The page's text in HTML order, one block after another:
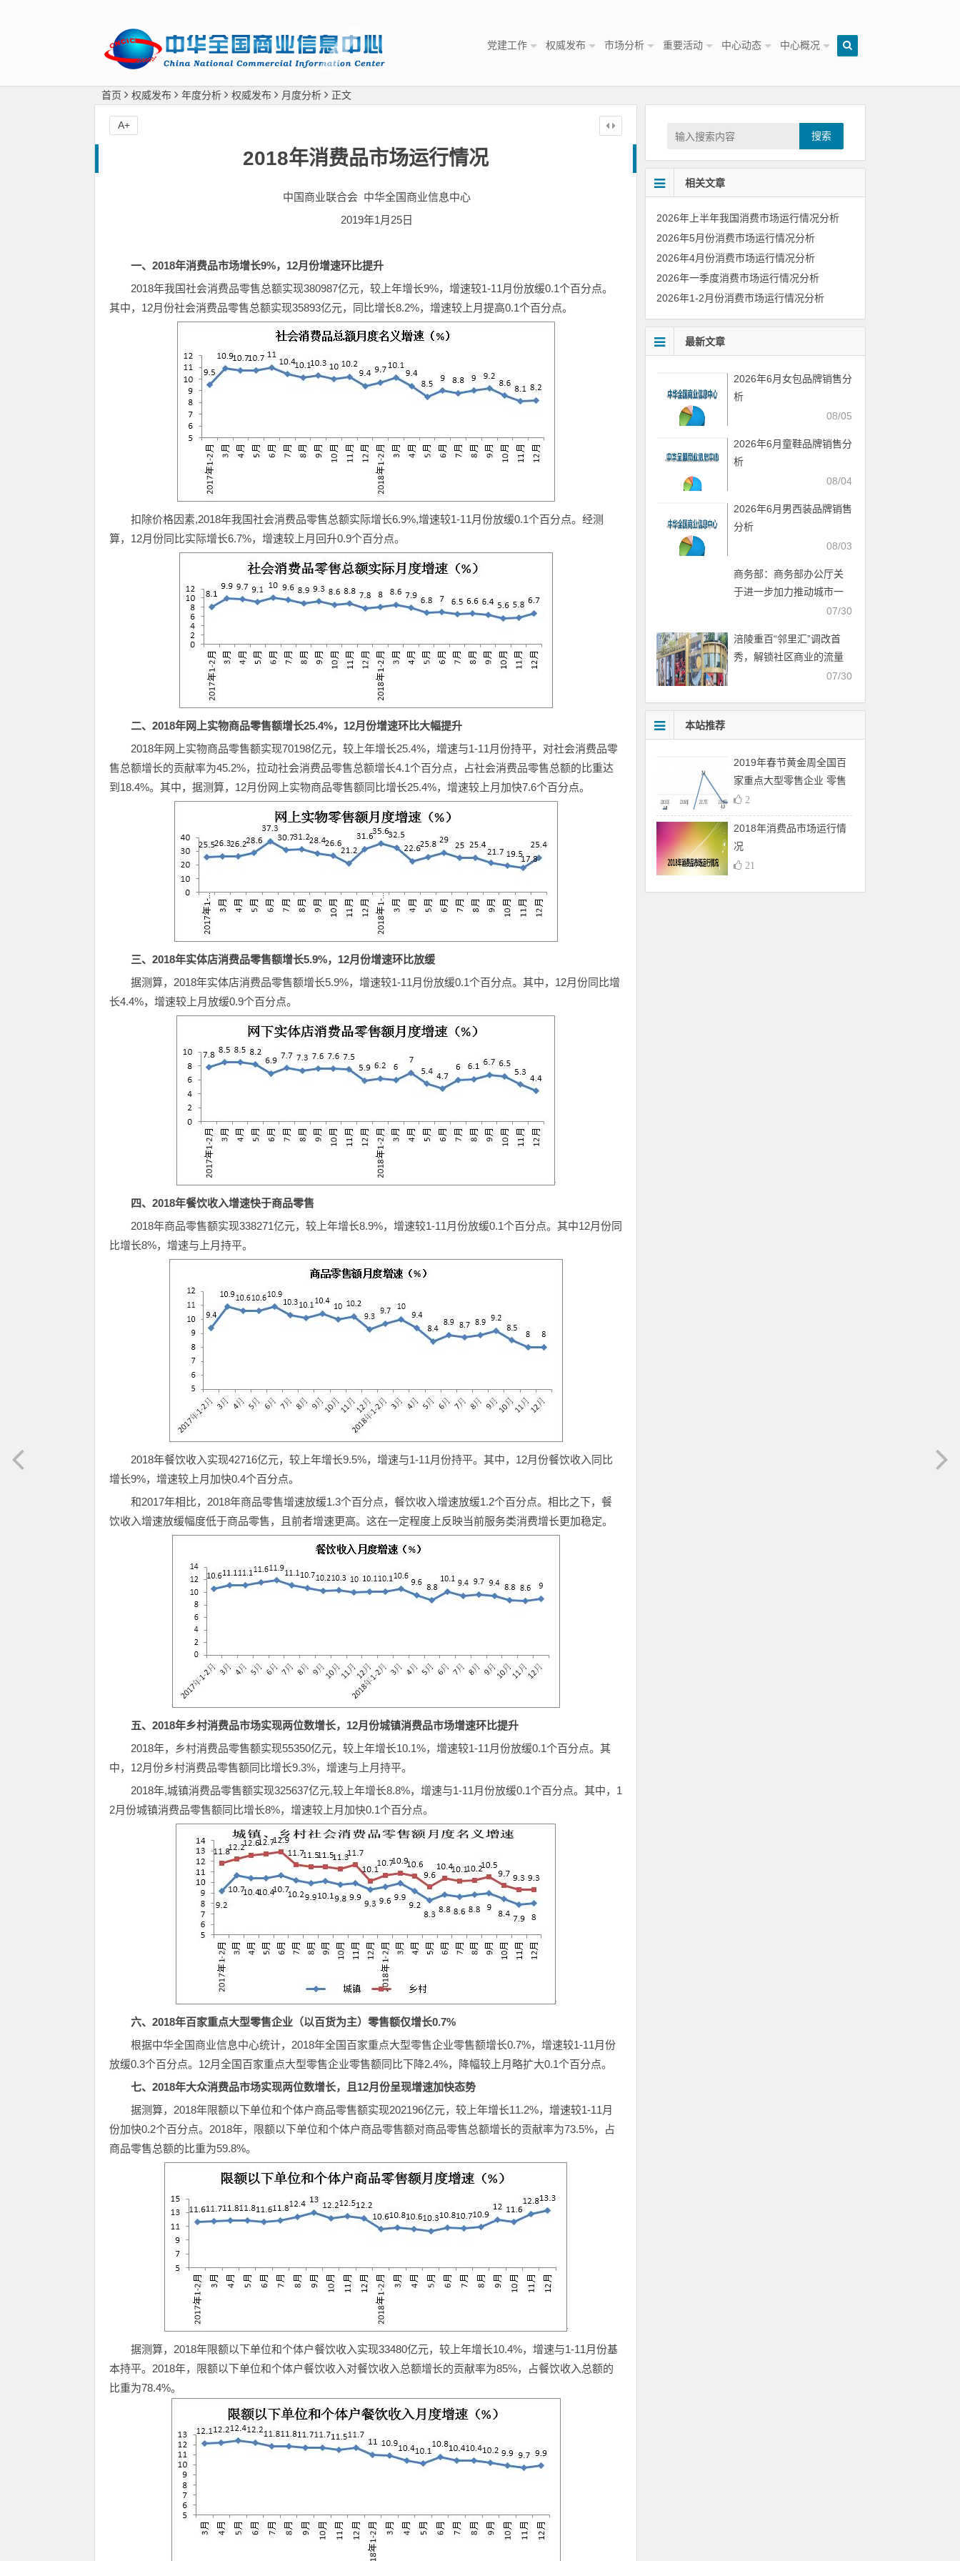
党建工作 权威发布 市场分析 重要活动 中心动态 中心概况
首页 权威发布 年度分析 权威发布 月度分析 正文
2018年消费品市场运行情况
中国商业联合会 中华全国商业信息中心
2019年1月25日
一、 2018年消费品市场增长9%， 12月份增速环比提升
2018年我国社会消费品零售总额实现380987亿元，较上年增长9%，增速较1-11月份放缓0.1个百分点。
其中，12月份社会消费品零售总额实现35893亿元，同比增长8.2%，增速较上月提高0.1个百分点。
扣除价格因素,2018年我国社会消费品零售总额实际增长6.9%,增速较1-11月份放缓0.1个百分点。经测
算，12月份同比实际增长6.7%，增速较上月回升0.9个百分点。
二、2018年网上实物商品零售额增长25.4%，12月份增速环比大幅提升
2018年网上实物商品零售额实现70198亿元，较上年增长25.4%，增速与1-11月份持平，对社会消费品零
售总额增长的贡献率为45.2%，拉动社会消费品零售总额增长4.1个百分点，占社会消费品零售总额的比重达
到18.4%。其中，据测算，12月份网上实物商品零售额同比增长25.4%，增速较上月加快7.6个百分点。
三、2018年实体店消费品零售额增长5.9%，12月份增速环比放缓
据测算，2018年实体店消费品零售额增长5.9%，增速较1-11月份放缓0.1个百分点。其中，12月份同比增
长4.4%，增速较上月放缓0.9个百分点。
四、2018年餐饮收入增速快于商品零售
2018年商品零售额实现338271亿元，较上年增长8.9%，增速较1-11月份放缓0.1个百分点。其中12月份同
比增长8%，增速与上月持平。
2018年餐饮收入实现42716亿元，较上年增长9.5%，增速与1-11月份持平。其中，12月份餐饮收入同比
增长9%，增速较上月加快0.4个百分点。
和2017年相比，2018年商品零售增速放缓1.3个百分点，餐饮收入增速放缓1.2个百分点。相比之下，餐
饮收入增速放缓幅度低于商品零售，且前者增速更高。这在一定程度上反映当前服务类消费增长更加稳定。
五、2018年乡村消费品市场实现两位数增长，12月份城镇消费品市场增速环比提升
2018年，乡村消费品零售额实现55350亿元，较上年增长10.1%，增速较1-11月份放缓0.1个百分点。其
中，12月份乡村消费品零售额同比增长9.3%，增速与上月持平。
2018年,城镇消费品零售额实现325637亿元,较上年增长8.8%，增速与1-11月份放缓0.1个百分点。其中，1
2月份城镇消费品零售额同比增长8%，增速较上月加快0.1个百分点。
六、2018年百家重点大型零售企业（以百货为主）零售额仅增长0.7%
根据中华全国商业信息中心统计，2018年全国百家重点大型零售企业零售额增长0.7%，增速较1-11月份
放缓0.3个百分点。12月全国百家重点大型零售企业零售额同比下降2.4%，降幅较上月略扩大0.1个百分点。
七、2018年大众消费品市场实现两位数增长，且12月份呈现增速加快态势
据测算，2018年限额以下单位和个体户商品零售额实现202196亿元，较上年增长11.2%，增速较1-11月
份加快0.2个百分点。2018年，限额以下单位和个体户商品零售额对商品零售总额增长的贡献率为73.5%，占
商品零售总额的比重为59.8%。
据测算，2018年限额以下单位和个体户餐饮收入实现33480亿元，较上年增长10.4%，增速与1-11月份基
本持平。2018年，限额以下单位和个体户餐饮收入对餐饮收入总额增长的贡献率为85%，占餐饮收入总额的
比重为78.4%。
A+
搜索
相关文章
2026年上半年我国消费市场运行情况分析
2026年5月份消费市场运行情况分析
2026年4月份消费市场运行情况分析
2026年一季度消费市场运行情况分析
2026年1-2月份消费市场运行情况分析
最新文章
2026年6月女包品牌销售分
析
08/05
2026年6月童鞋品牌销售分
析
08/04
2026年6月男西装品牌销售
分析
08/03
商务部：商务部办公厅关
于进一步加力推动城市一
刻钟便民生活圈建设的工
07/30
涪陵重百“邻里汇”调改首
秀，解锁社区商业的流量
07/30
本站推荐
2019年春节黄金周全国百
家重点大型零售企业 零售
额同比下降1.3%
2
2018年消费品市场运行情
况
21